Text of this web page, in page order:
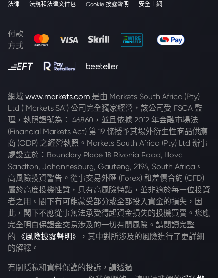
法律 法規和法律文件包 Cookie 披露聲明 安全上網
付款
方式
網域 www.markets.com 是由 Markets South Africa (Pty)
Ltd ("Markets SA") 公司完全獨家經營，該公司受 FSCA 監
理，執照證號為： 46860，並且依據 2012 年金融市場法
(Financial Markets Act) 第 19 條授予其場外衍生性商品供應
商 (ODP) 之經營執照。Markets South Africa (Pty) Ltd 辦事
處設立於：Boundary Place 18 Rivonia Road, Illovo
Sandton, Johannesburg, Gauteng, 2196, South Africa。
高風險投資警告。從事交易外匯 (Forex) 和差價合約 (CFD)
屬於高度投機性質，具有高風險特點，並非適於每一位投資
者之用。閣下有可能蒙受部分或全部投入資金的損失，因
此，閣下不應從事無法承受得起資金損失的投機買賣。您應
完全明白保證金交易涉及的一切有關風險。請閱讀完整
的
《風險披露聲明》
，其中對所涉及的風險進行了更詳細
的解釋。
有關隱私和資料保護的投訴，請透過